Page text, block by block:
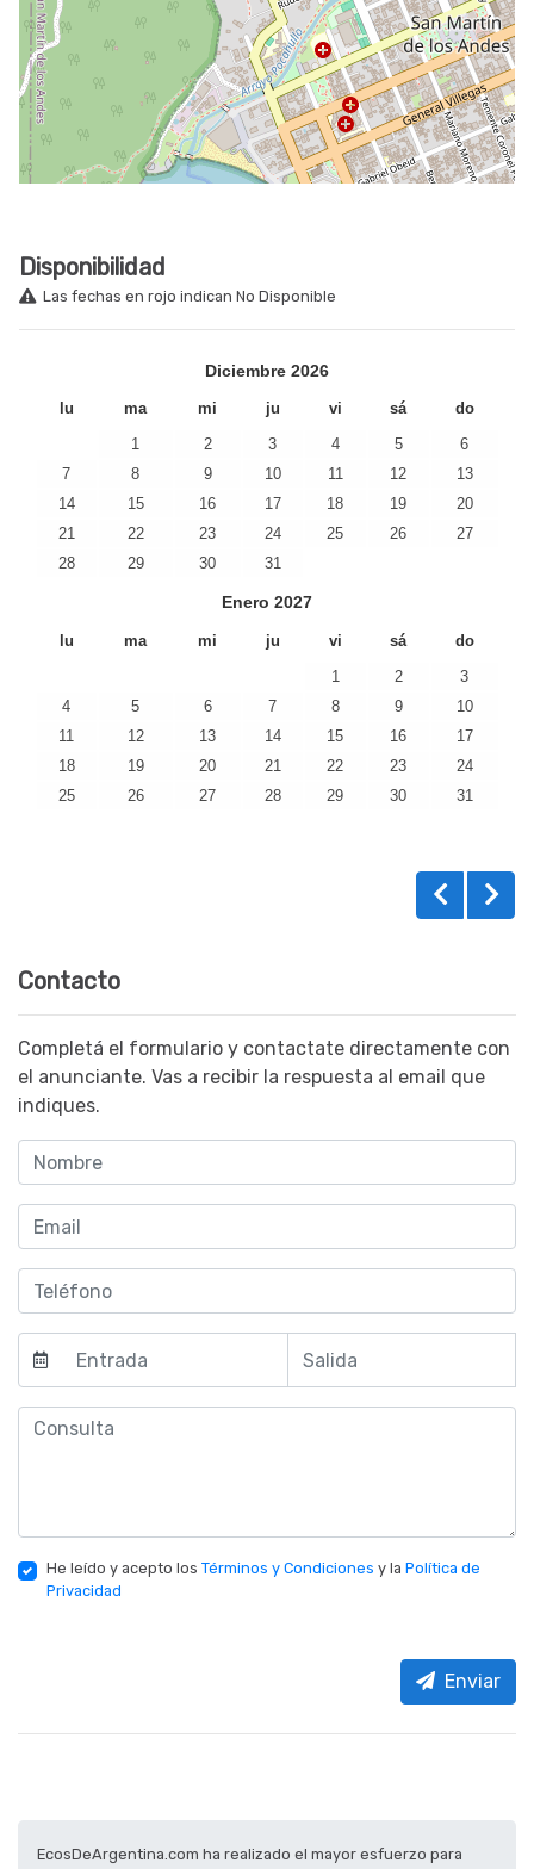
Disponibilidad
Las fechas en rojo indican No Disponible
Diciembre 2026
lu ma mi ju vi sá do
1 2 3 4 5
6
7
8 9 10 11 12
13
14
15 16 17 18 19
20
21
22 23 24 25 26
27
28
29 30 31
Enero 2027
lu ma mi ju vi sá do
1 2
3
4
5 6 7 8 9
10
11
12 13 14 15 16
17
18
19 20 21 22 23
24
25
26 27 28 29 30 31
Contacto
Completá el formulario y contactate directamente con
el anunciante. Vas a recibir la respuesta al email que
indiques.
He leído y acepto los Términos y Condiciones y la Política de
Privacidad
Enviar
EcosDeArgentina.com ha realizado el mayor esfuerzo para